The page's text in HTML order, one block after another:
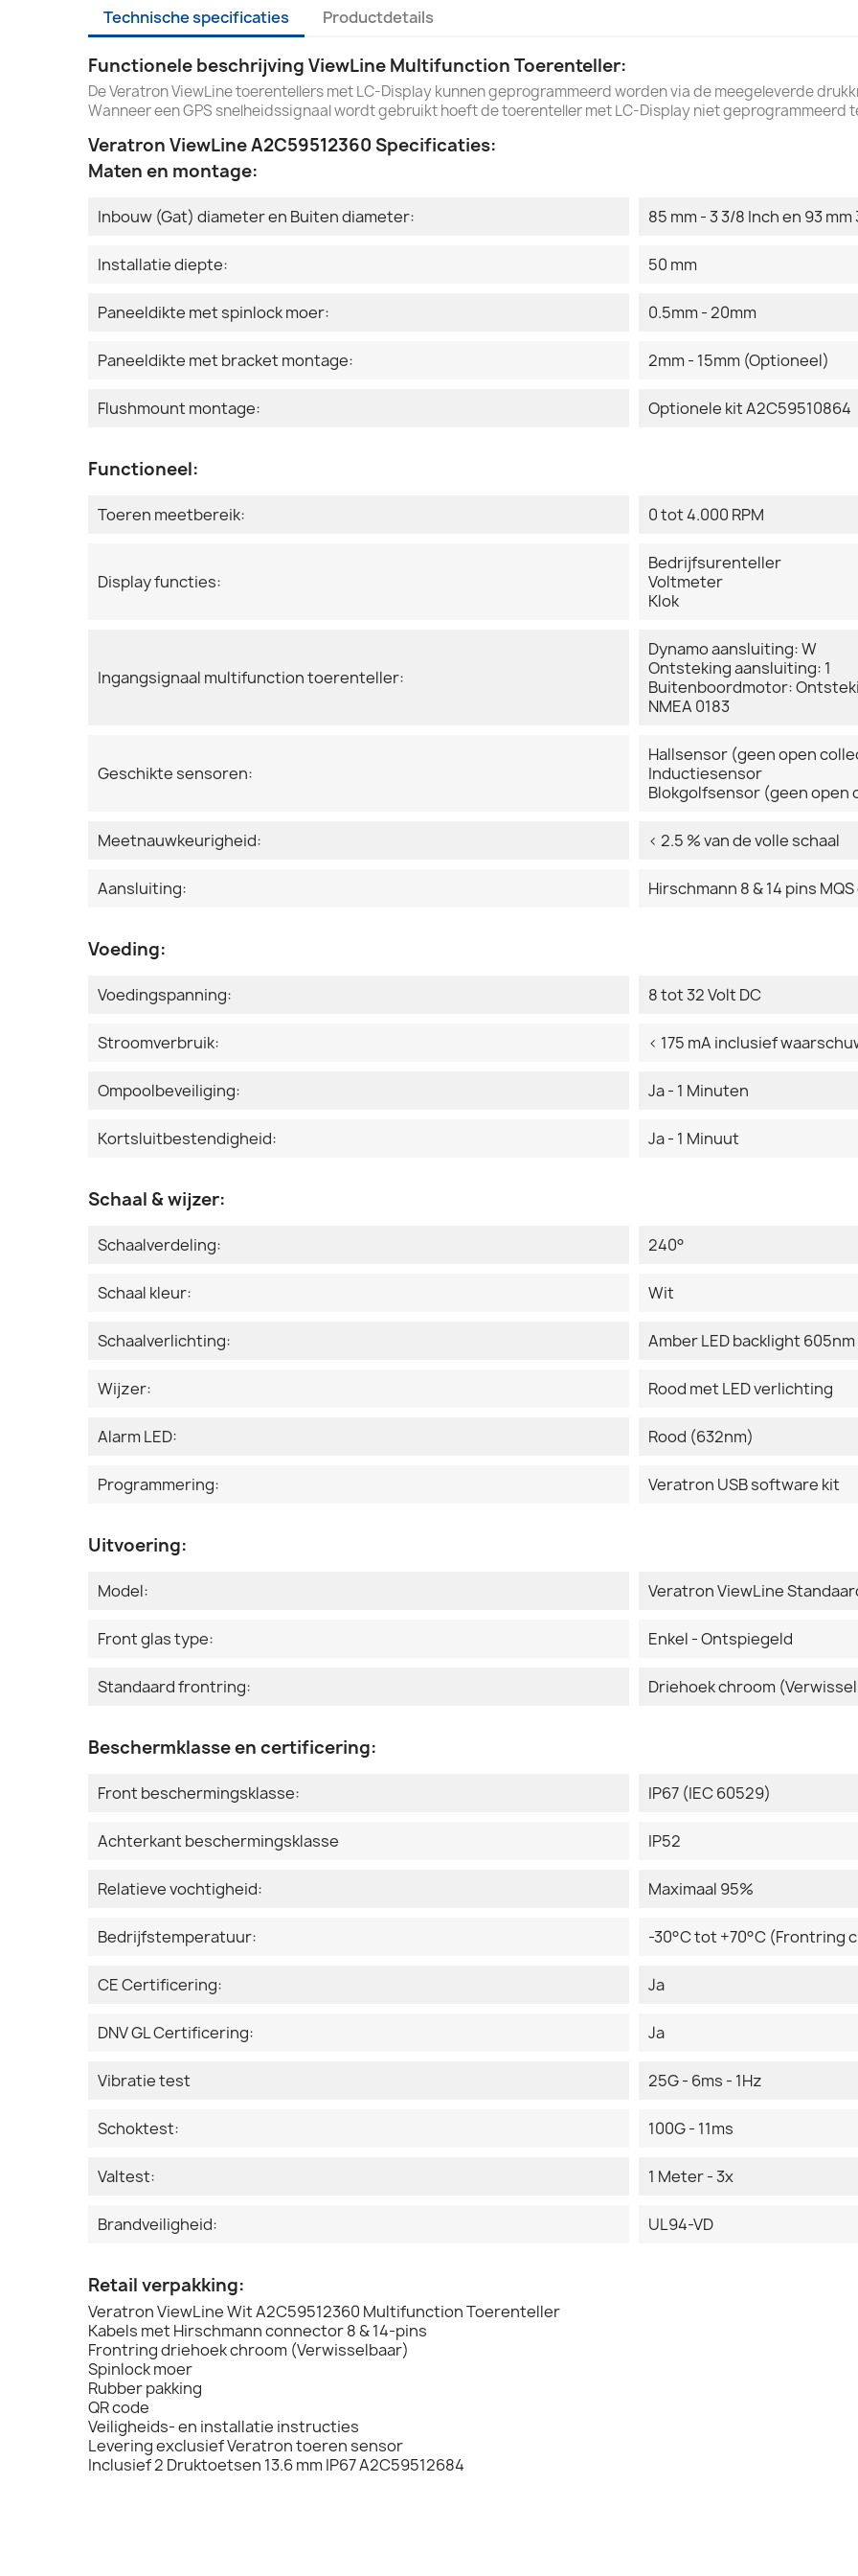
Technische specificaties Productdetails
Functionele beschrijving ViewLine Multifunction Toerenteller:
De Veratron ViewLine toerentellers met LC-Display kunnen geprogrammeerd worden via de meegeleverde
Wanneer een GPS snelheidssignaal wordt gebruikt hoeft de toerenteller met LC-Display niet geprogrammeerd
Veratron ViewLine A2C59512360 Specificaties:
Maten en montage:
Inbouw (Gat) diameter en Buiten diameter: 85 mm - 3 3/8 Inch en 93 mm
Installatie diepte: 50 mm
Paneeldikte met spinlock moer: 0.5mm - 20mm
Paneeldikte met bracket montage: 2mm - 15mm (Optioneel)
Flushmount montage: Optionele kit A2C59510864
Functioneel:
Toeren meetbereik: 0 tot 4.000 RPM
Display functies:
Bedrijfsurenteller
Voltmeter
Klok
Ingangsignaal multifunction toerenteller:
Dynamo aansluiting: W
Ontsteking aansluiting: 1
Buitenboordmotor:
NMEA 0183
Geschikte sensoren:
Hallsensor (geen open
Inductiesensor
Blokgolfsensor (geen open
Meetnauwkeurigheid: < 2.5 % van de volle schaal
Aansluiting: Hirschmann 8 & 14 pins
Voeding:
Voedingspanning: 8 tot 32 Volt DC
Stroomverbruik: < 175 mA inclusief
Ompoolbeveiliging: Ja - 1 Minuten
Kortsluitbestendigheid: Ja - 1 Minuut
Schaal & wijzer:
Schaalverdeling: 240°
Schaal kleur: Wit
Schaalverlichting: Amber LED backlight 605nm
Wijzer: Rood met LED verlichting
Alarm LED: Rood (632nm)
Programmering: Veratron USB software kit
Uitvoering:
Model: Veratron ViewLine
Front glas type: Enkel - Ontspiegeld
Standaard frontring: Driehoek chroom
Beschermklasse en certificering:
Front beschermingsklasse: IP67 (IEC 60529)
Achterkant beschermingsklasse IP52
Relatieve vochtigheid: Maximaal 95%
Bedrijfstemperatuur: -30°C tot +70°C (Frontring
CE Certificering: Ja
DNV GL Certificering: Ja
Vibratie test 25G - 6ms - 1Hz
Schoktest: 100G - 11ms
Valtest: 1 Meter - 3x
Brandveiligheid: UL94-VD
Retail verpakking:
Veratron ViewLine Wit A2C59512360 Multifunction Toerenteller
Kabels met Hirschmann connector 8 & 14-pins
Frontring driehoek chroom (Verwisselbaar)
Spinlock moer
Rubber pakking
QR code
Veiligheids- en installatie instructies
Levering exclusief Veratron toeren sensor
Inclusief 2 Druktoetsen 13.6 mm IP67 A2C59512684